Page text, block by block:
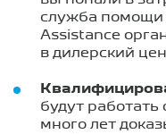
служба помощи
Assistance
в дилерский
будут
много лет